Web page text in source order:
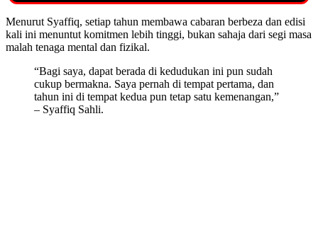
Menurut Syaffiq, setiap tahun membawa cabaran berbeza dan edisi
kali ini menuntut komitmen lebih tinggi, bukan sahaja dari segi masa
malah tenaga mental dan fizikal.
“Bagi saya, dapat berada di kedudukan ini pun sudah
cukup bermakna. Saya pernah di tempat pertama, dan
tahun ini di tempat kedua pun tetap satu kemenangan,”
– Syaffiq Sahli.